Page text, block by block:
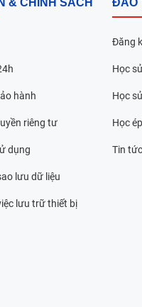
hành
riêng tư
dụng
lưu dữ liệu
lưu trữ thiết bị
Đăng
Học
Học
Học
Tin